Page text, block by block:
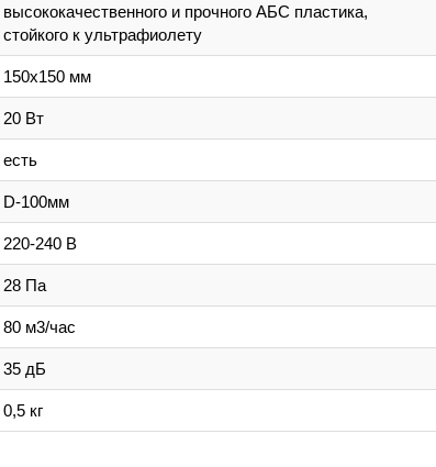
высококачественного и прочного АБС пластика,
стойкого к ультрафиолету
150х150 мм
20 Вт
есть
D-100мм
220-240 В
28 Па
80 м3/час
35 дБ
0,5 кг